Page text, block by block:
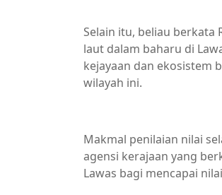
Selain itu, beliau berkata
laut dalam baharu di
kejayaan dan ekosistem
wilayah ini.
Makmal penilaian nilai
agensi kerajaan yang
Lawas bagi mencapai